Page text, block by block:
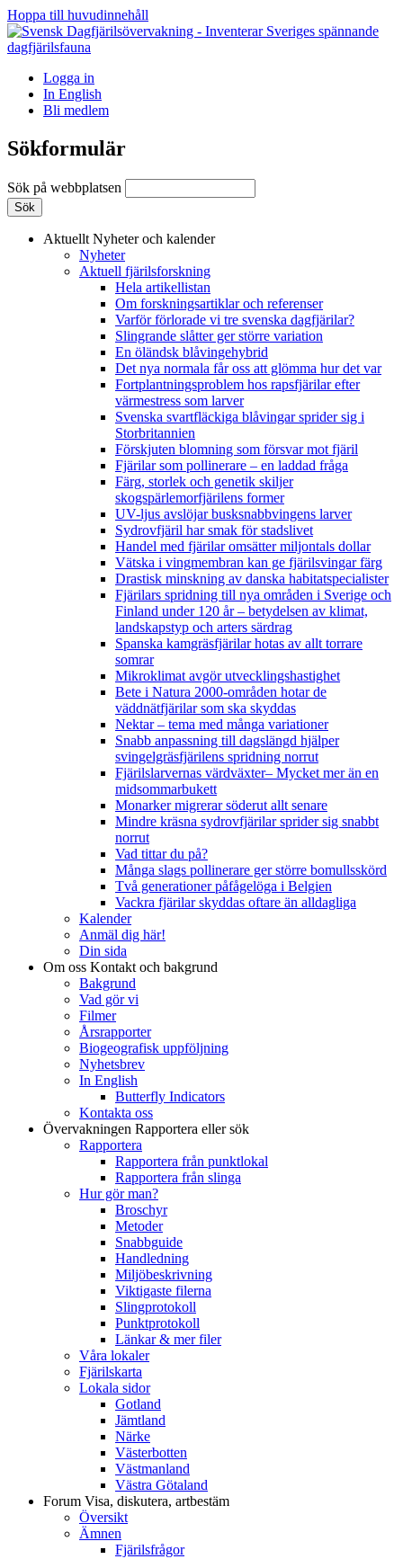
Hoppa till huvudinnehåll
Logga in
In English
Bli medlem
Sökformulär
Sök på webbplatsen
Aktuellt Nyheter och kalender
Nyheter
Aktuell fjärilsforskning
Hela artikellistan
Om forskningsartiklar och referenser
Varför förlorade vi tre svenska dagfjärilar?
Slingrande slåtter ger större variation
En öländsk blåvingehybrid
Det nya normala får oss att glömma hur det var
Fortplantningsproblem hos rapsfjärilar efter
värmestress som larver
Svenska svartfläckiga blåvingar sprider sig i
Storbritannien
Förskjuten blomning som försvar mot fjäril
Fjärilar som pollinerare – en laddad fråga
Färg, storlek och genetik skiljer
skogspärlemorfjärilens former
UV-ljus avslöjar busksnabbvingens larver
Sydrovfjäril har smak för stadslivet
Handel med fjärilar omsätter miljontals dollar
Vätska i vingmembran kan ge fjärilsvingar färg
Drastisk minskning av danska habitatspecialister
Fjärilars spridning till nya områden i Sverige och
Finland under 120 år– betydelsen av klimat,
landskapstyp och arters särdrag
Spanska kamgräsfjärilar hotas av allt torrare
somrar
Mikroklimat avgör utvecklingshastighet
Bete i Natura 2000-områden hotar de
väddnätfjärilar som ska skyddas
Nektar – tema med många variationer
Snabb anpassning till dagslängd hjälper
svingelgräsfjärilens spridning norrut
Fjärilslarvernas värdväxter– Mycket mer än en
midsommarbukett
Monarker migrerar söderut allt senare
Mindre kräsna sydrovfjärilar sprider sig snabbt
norrut
Vad tittar du på?
Många slags pollinerare ger större bomullsskörd
Två generationer påfågelöga i Belgien
Vackra fjärilar skyddas oftare än alldagliga
Kalender
Anmäl dig här!
Din sida
Om oss Kontakt och bakgrund
Bakgrund
Vad gör vi
Filmer
Årsrapporter
Biogeografisk uppföljning
Nyhetsbrev
In English
Butterfly Indicators
Kontakta oss
Övervakningen Rapportera eller sök
Rapportera
Rapportera från punktlokal
Rapportera från slinga
Hur gör man?
Broschyr
Metoder
Snabbguide
Handledning
Miljöbeskrivning
Viktigaste filerna
Slingprotokoll
Punktprotokoll
Länkar & mer filer
Våra lokaler
Fjärilskarta
Lokala sidor
Gotland
Jämtland
Närke
Västerbotten
Västmanland
Västra Götaland
Forum Visa, diskutera, artbestäm
Översikt
Ämnen
Fjärilsfrågor